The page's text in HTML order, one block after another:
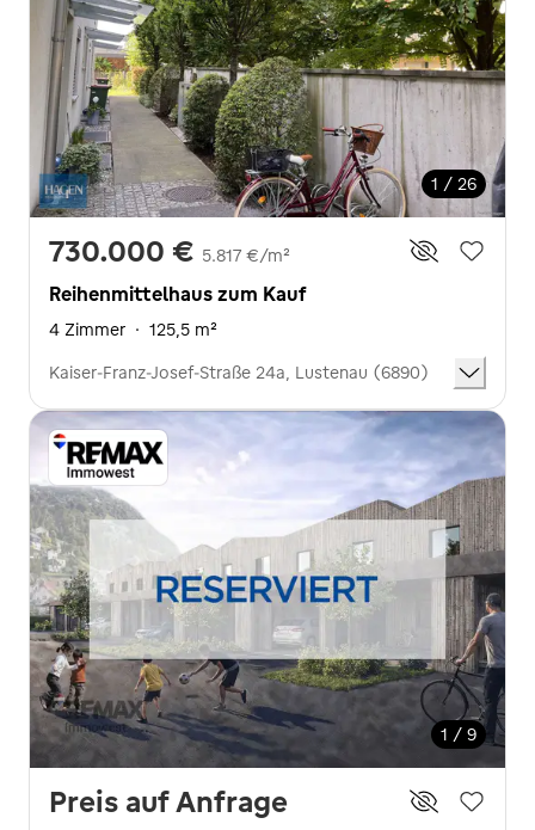
1 / 26
730.000 € 5.817 €/m²
Reihenmittelhaus zum Kauf
4 Zimmer · 125,5 m²
Kaiser-Franz-Josef-Straße 24a, Lustenau (6890)
1 / 9
Preis auf Anfrage